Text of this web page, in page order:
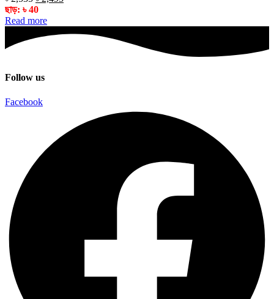
price
was:
ছাড়: ৳40
Read more
Follow us
Facebook